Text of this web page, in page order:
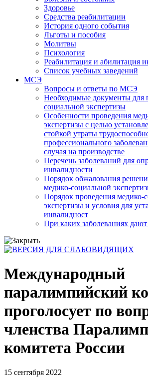
Здоровье
Средства реабилитации
История одного события
Льготы и пособия
Молитвы
Психология
Реабилитация и абилитация
Список учебных заведений
МСЭ
Вопросы и ответы по МСЭ
Необходимые документы для
социальной экспертизы
Особенности проведения
экспертизы с целью
стойкой утраты
профессионального
случая на производстве
Перечень заболеваний для
инвалидности
Порядок обжалования
медико-социальной
Порядок проведения медико-
экспертизы и условия для
инвалидност
При каких заболеваниях
Международный
паралимпийский
проголосует по
членства
комитета России
15 сентября 2022